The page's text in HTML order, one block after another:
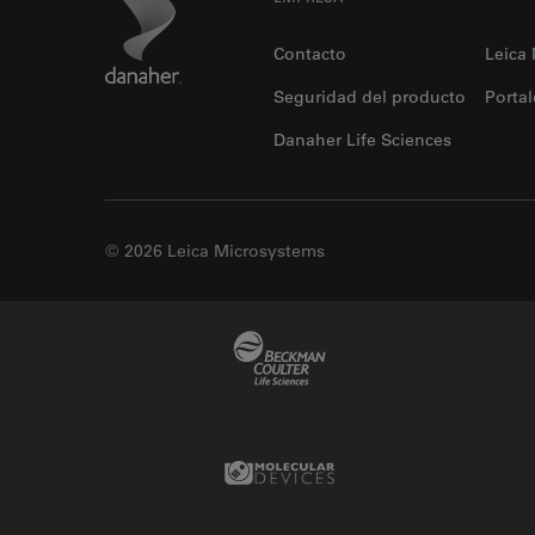
Contacto
Leica
Seguridad del producto
Danaher Life Sciences
© 2026 Leica Microsystems
Molecular Devices Link